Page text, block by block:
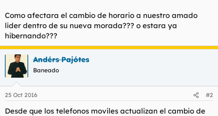
Como afectara el cambio de horario a nuestro amado
lider dentro de su nueva morada??? o estara ya
hibernando???
Andérs Pajótes
Baneado
25 Oct 2016 #2
Desde que los telefonos moviles actualizan el cambio de